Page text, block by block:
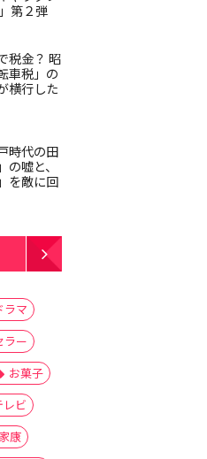
第２弾
税金？ 昭
車税」の
横行した
時代の田
嘘と、
を敵に回
ラマ
ラー
お菓子
レビ
康